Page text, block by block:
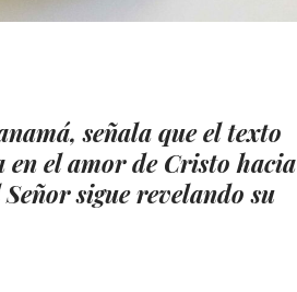
señala que el texto
el amor de Cristo hacia
sigue revelando su